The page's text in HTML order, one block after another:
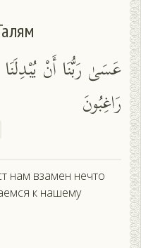
عَسَىٰ رَبُّنَا أَنْ يُبْدِلَنَا
رَاغِبُونَ
нам взамен нечто
к нашему